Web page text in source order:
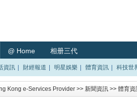
@ Home 相册三代
資訊 財經報道 明星娛樂 體育資訊 科技世
Kong e-Services Provider >> 新聞資訊 >> 體育資